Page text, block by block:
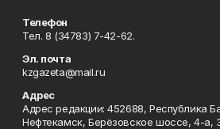
Телефон
Тел. 8 (34783) 7-42-62.
Эл. почта
kzgazeta@mail.ru
Адрес
Адрес редакции: 452688, Республика
Нефтекамск, Берёзовское шоссе, 4-а,